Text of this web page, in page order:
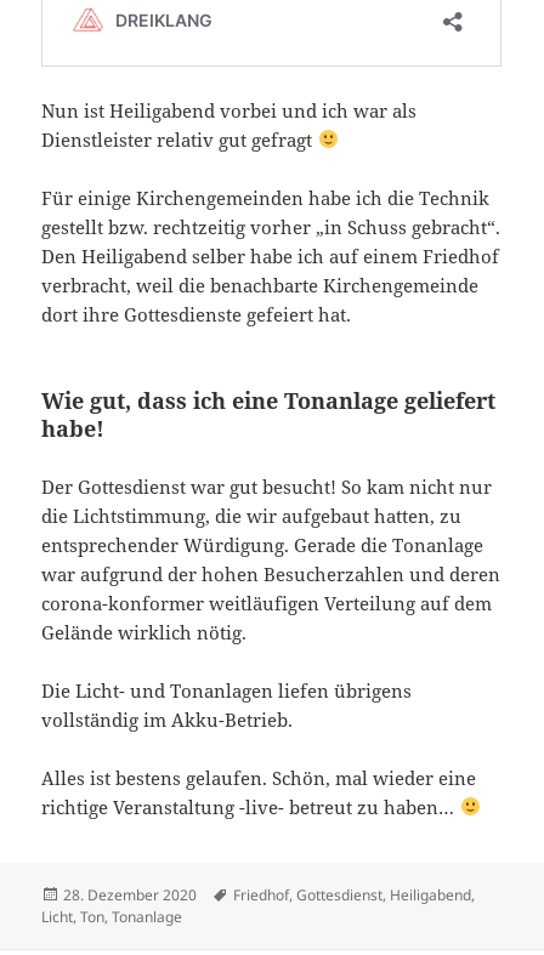
Nun ist Heiligabend vorbei und ich war als
Dienstleister relativ gut gefragt
Für einige Kirchengemeinden habe ich die Technik
gestellt bzw. rechtzeitig vorher „in Schuss gebracht“.
Den Heiligabend selber habe ich auf einem Friedhof
verbracht, weil die benachbarte Kirchengemeinde
dort ihre Gottesdienste gefeiert hat.
Wie gut, dass ich eine Tonanlage geliefert
habe!
Der Gottesdienst war gut besucht! So kam nicht nur
die Lichtstimmung, die wir aufgebaut hatten, zu
entsprechender Würdigung. Gerade die Tonanlage
war aufgrund der hohen Besucherzahlen und deren
corona-konformer weitläufigen Verteilung auf dem
Gelände wirklich nötig.
Die Licht- und Tonanlagen liefen übrigens
vollständig im Akku-Betrieb.
Alles ist bestens gelaufen. Schön, mal wieder eine
richtige Veranstaltung -live- betreut zu haben…
Veröffentlicht
am
28. Dezember 2020 Schlagwörter
Friedhof,Gottesdienst, Heiligabend,
Licht,Ton,Tonanlage